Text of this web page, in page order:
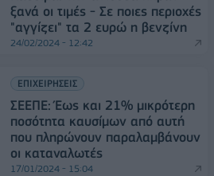
ξανά οι τιμές - Σε ποιες περιοχές
"αγγίζει" τα 2 ευρώ η βενζίνη
24/02/2024 - 12:42
ΕΠΙΧΕΙΡΗΣΕΙΣ
ΣΕΕΠΕ: Έως και 21% μικρότερη
ποσότητα καυσίμων από αυτή
που πληρώνουν παραλαμβάνουν
οι καταναλωτές
17/01/2024 - 15:04